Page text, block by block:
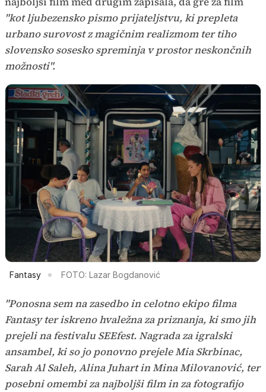
"kot ljubezensko pismo prijateljstvu, ki prepleta
urbano surovost z magičnim realizmom ter tiho
slovensko sosesko spreminja v prostor neskončnih
možnosti".
Fantasy FOTO: Lazar Bogdanović
"Ponosna sem na zasedbo in celotno ekipo filma
Fantasy ter iskreno hvaležna za priznanja, ki smo jih
prejeli na festivalu SEEfest. Nagrada za igralski
ansambel, ki so jo ponovno prejele Mia Skrbinac,
Sarah Al Saleh, Alina Juhart in Mina Milovanović, ter
posebni omembi za najboljši film in za fotografijo